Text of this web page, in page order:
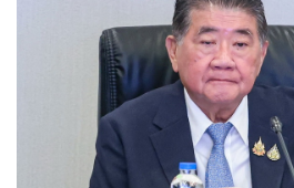
“สังกะสีแท่ง” ส่งขายในไทย-ตปท. ผิ